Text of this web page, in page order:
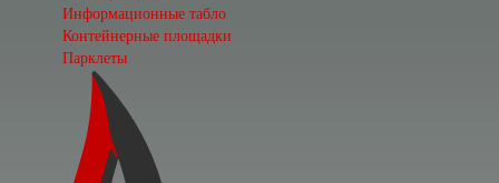
Информационные табло
Контейнерные площадки
Парклеты